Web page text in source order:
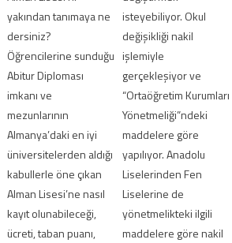
yakından tanımaya ne
dersiniz?
Öğrencilerine sunduğu
Abitur Diploması
imkanı ve
mezunlarının
Almanya’daki en iyi
üniversitelerden aldığı
kabullerle öne çıkan
Alman Lisesi’ne nasıl
kayıt olunabileceği,
ücreti, taban puanı,
isteyebiliyor. Okul
değişikliği nakil
işlemiyle
gerçekleşiyor ve
“Ortaöğretim Kurumları
Yönetmeliği”ndeki
maddelere göre
yapılıyor. Anadolu
Liselerinden Fen
Liselerine de
yönetmelikteki ilgili
maddelere göre nakil